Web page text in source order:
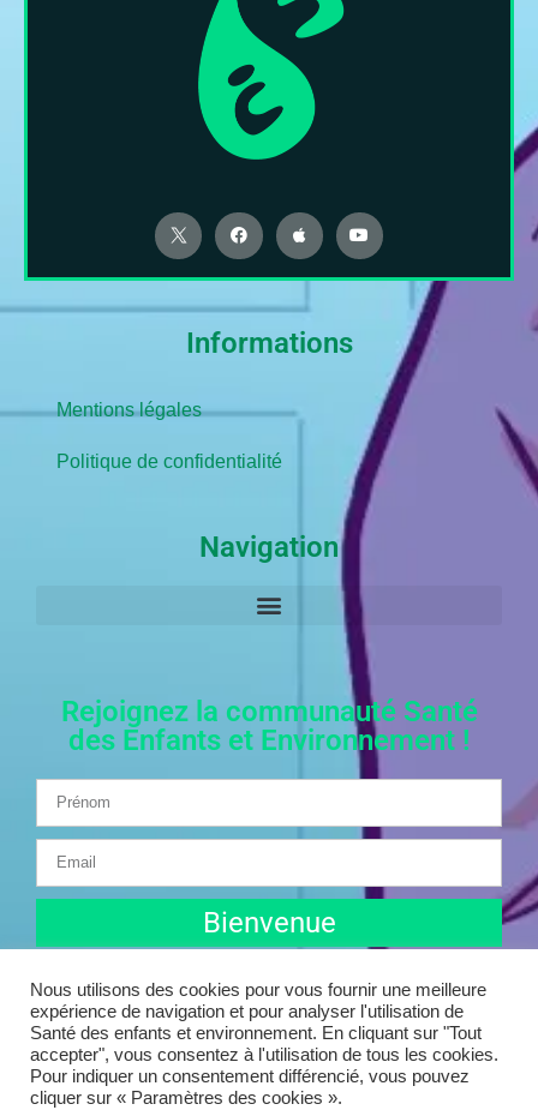
Informations
Mentions légales
Politique de confidentialité
Navigation
Rejoignez la communauté Santé
des Enfants et Environnement !
Bienvenue
© 2025 Santé des enfants et environnement | Tous droits
Nous utilisons des cookies pour vous fournir une meilleure
expérience de navigation et pour analyser l'utilisation de
Santé des enfants et environnement. En cliquant sur "Tout
accepter", vous consentez à l'utilisation de tous les cookies.
Pour indiquer un consentement différencié, vous pouvez
cliquer sur « Paramètres des cookies ».